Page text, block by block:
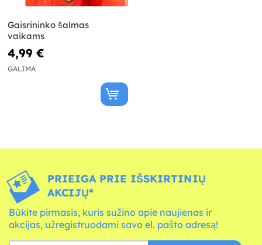
Gaisrininko šalmas
vaikams
4,99 €
GALIMA
PRIEIGA PRIE IŠSKIRTINIŲ
AKCIJŲ*
Būkite pirmasis, kuris sužino apie naujienas ir
akcijas, užregistruodami savo el. pašto adresą!